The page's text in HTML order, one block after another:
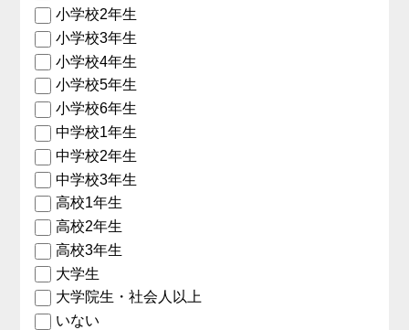
小学校2年生
小学校3年生
小学校4年生
小学校5年生
小学校6年生
中学校1年生
中学校2年生
中学校3年生
高校1年生
高校2年生
高校3年生
大学生
大学院生・社会人以上
いない